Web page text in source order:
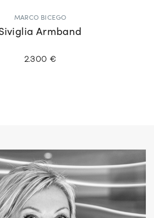
MARCO BICEGO
Armband
2.300 €